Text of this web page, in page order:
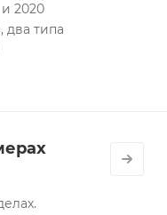
2020
два типа